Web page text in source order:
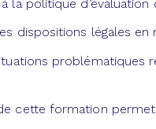
la politique d’évaluation
dispositions légales
problématiques
cette formation permet